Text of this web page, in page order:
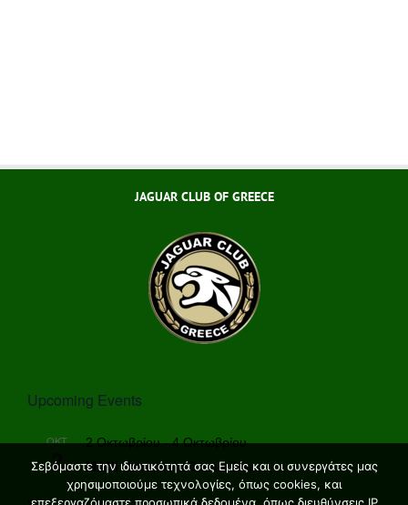
JAGUAR CLUB OF GREECE
Upcoming Events
ΟΚΤ
2
2 Οκτωβρίου-4 Οκτωβρίου
MANI Peninsula Grand Tour
Σεβόμαστε την ιδιωτικότητά σας Εμείς και οι συνεργάτες μας
χρησιμοποιούμε τεχνολογίες, όπως cookies, και